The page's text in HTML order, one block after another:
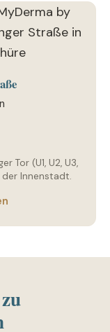
Tor (U1, U2, U3,
der Innenstadt.